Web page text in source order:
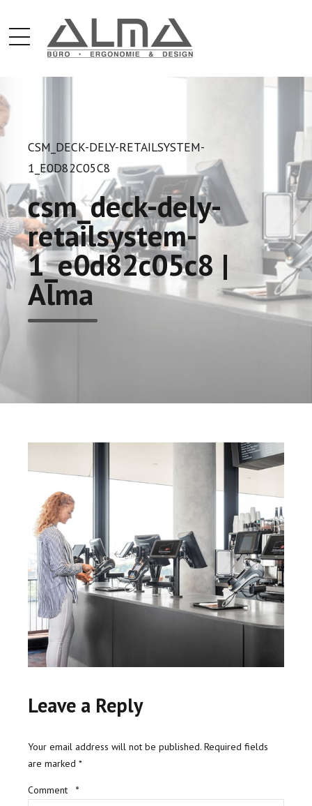
CSM_DECK-DELY-RETAILSYSTEM-
1_E0D82C05C8
csm_deck-dely-
retailsystem-
1_e0d82c05c8 |
Alma
Leave a Reply
Your email address will not be published. Required fields
are marked *
Comment *